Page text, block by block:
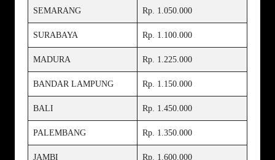
SEMARANG Rp. 1.050.000
SURABAYA Rp. 1.100.000
MADURA Rp. 1.225.000
BANDAR LAMPUNG Rp. 1.150.000
BALI Rp. 1.450.000
PALEMBANG Rp. 1.350.000
JAMBI Rp. 1.600.000